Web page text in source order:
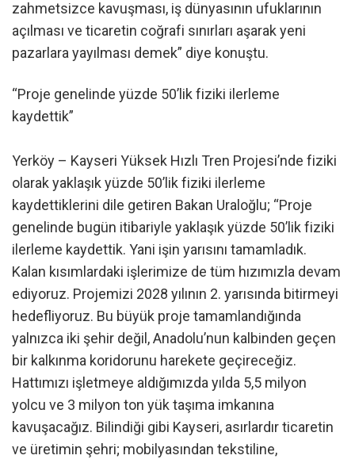
zahmetsizce kavuşması, iş dünyasının ufuklarının
açılması ve ticaretin coğrafi sınırları aşarak yeni
pazarlara yayılması demek” diye konuştu.
“Proje genelinde yüzde 50’lik fiziki ilerleme
kaydettik”
Yerköy – Kayseri Yüksek Hızlı Tren Projesi’nde fiziki
olarak yaklaşık yüzde 50’lik fiziki ilerleme
kaydettiklerini dile getiren Bakan Uraloğlu; “Proje
genelinde bugün itibariyle yaklaşık yüzde 50’lik fiziki
ilerleme kaydettik. Yani işin yarısını tamamladık.
Kalan kısımlardaki işlerimize de tüm hızımızla devam
ediyoruz. Projemizi 2028 yılının 2. yarısında bitirmeyi
hedefliyoruz. Bu büyük proje tamamlandığında
yalnızca iki şehir değil, Anadolu’nun kalbinden geçen
bir kalkınma koridorunu harekete geçireceğiz.
Hattımızı işletmeye aldığımızda yılda 5,5 milyon
yolcu ve 3 milyon ton yük taşıma imkanına
kavuşacağız. Bilindiği gibi Kayseri, asırlardır ticaretin
ve üretimin şehri; mobilyasından tekstiline,